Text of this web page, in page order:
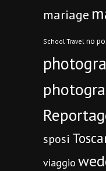
mariage
School Travel no
sposi
viaggio